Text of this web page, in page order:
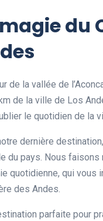
du
de la vallée de
de la ville de Los
le quotidien de la
dernière
du pays. Nous faisons
quotidienne, qui vous
des Andes.
parfaite pour